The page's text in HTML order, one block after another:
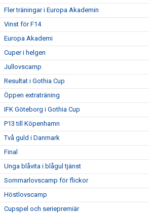
Fler träningar i Europa Akademin
Vinst för F14
Europa Akademi
Cuper i helgen
Jullovscamp
Resultat i Gothia Cup
Öppen extraträning
IFK Göteborg i Gothia Cup
P13 till Köpenhamn
Två guld i Danmark
Final
Unga blåvita i blågul tjänst
Sommarlovscamp för flickor
Höstlovscamp
Cupspel och seriepremiär